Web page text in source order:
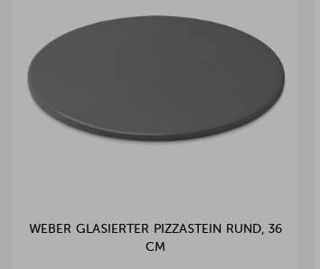
WEBER GLASIERTER PIZZASTEIN RUND, 36
CM